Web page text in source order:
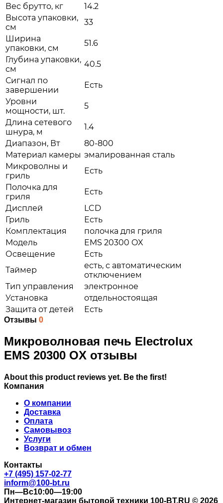
Вес брутто, кг
14.2
Высота упаковки,
см
33
Ширина
упаковки, см
51.6
Глубина упаковки,
см
40.5
Сигнал по
завершении
Есть
Уровни
мощности, шт.
5
Длина сетевого
шнура, м
1.4
Диапазон, Вт
80-800
Материал камеры эмалированная сталь
Микроволны и
гриль
Есть
Полочка для
гриля
Есть
Дисплей
LCD
Гриль
Есть
Комплектация
полочка для гриля
Модель
EMS 20300 OX
Освещение
Есть
Таймер
есть, с автоматическим
отключением
Тип управления
электронное
Установка
отдельностоящая
Защита от детей
Есть
Отзывы 0
Микроволновая печь Electrolux
EMS 20300 OX отзывы
About this product reviews yet. Be the first!
Компания
О компании
Доставка
Оплата
Самовывоз
Услуги
Возврат и обмен
Контакты
+7 (495) 157-02-77
inform@100-bt.ru
Пн—Вс10:00—19:00
Интернет-магазин бытовой техники 100-BT.RU © 2026